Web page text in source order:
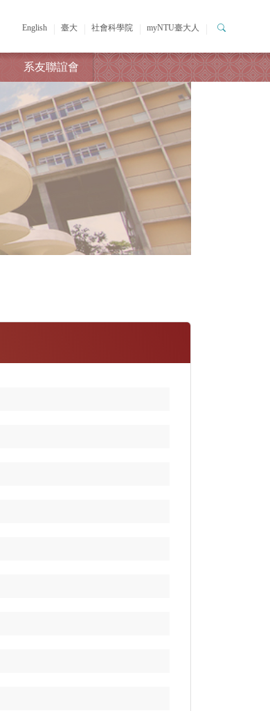
English 臺大 社會科學院 myNTU臺大人
系友聯誼會